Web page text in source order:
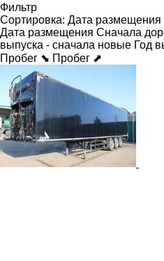
Фильтр
Сортировка: Дата размещения
Дата размещения Сначала
выпуска - сначала новые Год
Пробег ⬊ Пробег ⬈